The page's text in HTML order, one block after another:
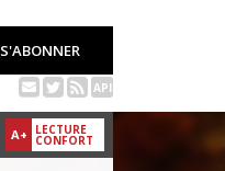
S'ABONNER
API
A+ LECTURE
CONFORT